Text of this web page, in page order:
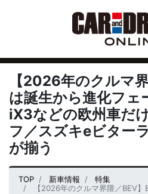
【2026年のクルマ
は誕生から進化フェ
iX3などの欧州車だ
フ／スズキeビター
が揃う
TOP 新車情報
特集
【2026年のクルマ界隈／BEV】BEVは誕生から進化フェーズへ。BMW iX3など